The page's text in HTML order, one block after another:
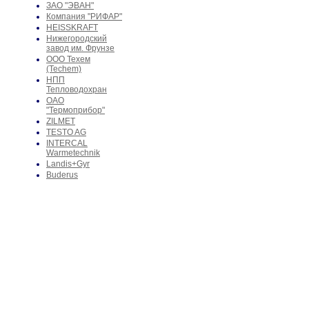
ЗАО "ЭВАН"
Компания "РИФАР"
HEISSKRAFT
Нижегородский
завод им. Фрунзе
ООО Техем
(Techem)
НПП
Тепловодохран
ОАО
"Термоприбор"
ZILMET
TESTO AG
INTERCAL
Warmetechnik
Landis+Gyr
Buderus